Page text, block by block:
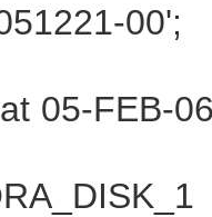
00';
05-FEB-